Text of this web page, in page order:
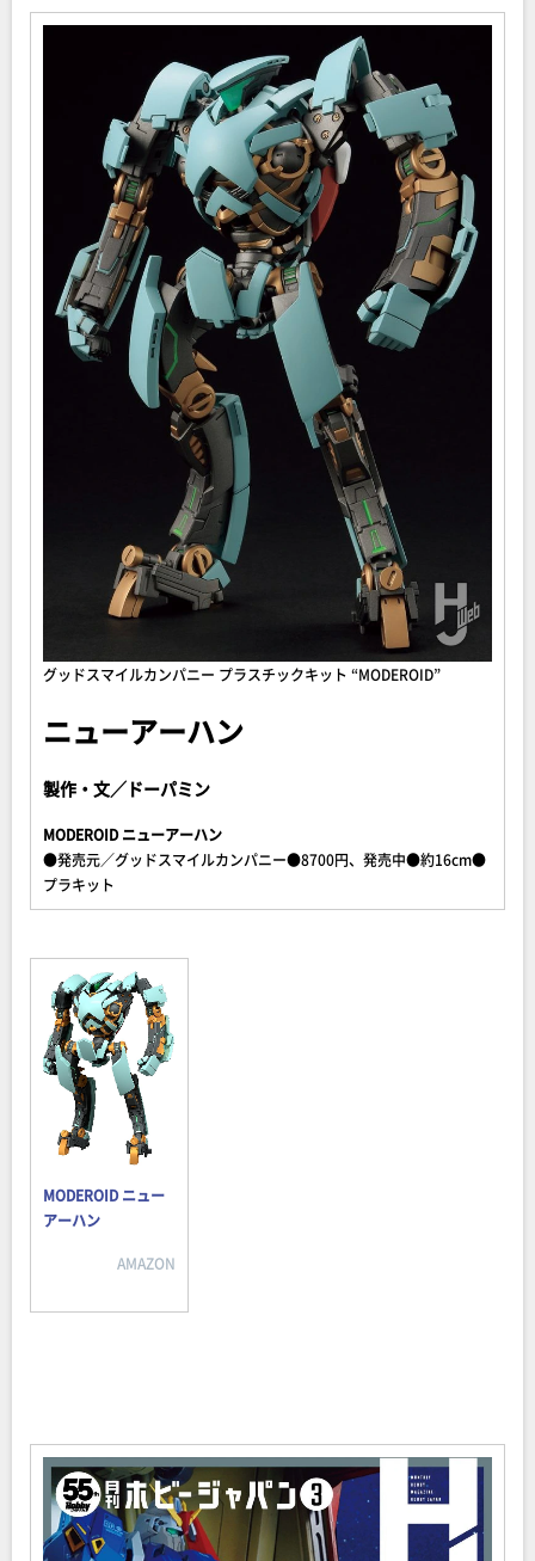
グッドスマイルカンパニー プラスチックキット “MODEROID”
ニューアーハン
製作・文／ドーパミン
MODEROID ニューアーハン
●発売元／グッドスマイルカンパニー●8700円、発売中●約16cm●
プラキット
MODEROID ニュー
アーハン
AMAZON